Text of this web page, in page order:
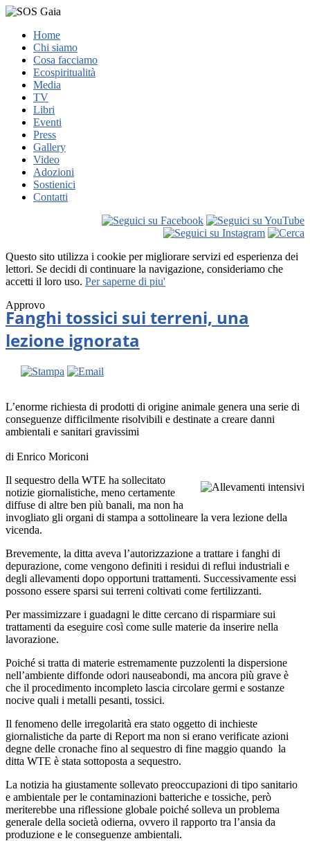
Home
Chi siamo
Cosa facciamo
Ecospiritualità
Media
TV
Libri
Eventi
Press
Gallery
Video
Adozioni
Sostienici
Contatti
Questo sito utilizza i cookie per migliorare servizi ed esperienza dei
lettori. Se decidi di continuare la navigazione, consideriamo che
accetti il loro uso. Per saperne di piu'
Approvo
Fanghi tossici sui terreni, una
lezione ignorata
L’enorme richiesta di prodotti di origine animale genera una serie di
conseguenze difficilmente risolvibili e destinate a creare danni
ambientali e sanitari gravissimi
di Enrico Moriconi
Il sequestro della WTE ha sollecitato
notizie giornalistiche, meno certamente
diffuse di altre ben più banali, ma non ha
invogliato gli organi di stampa a sottolineare la vera lezione della
vicenda.
Brevemente, la ditta aveva l’autorizzazione a trattare i fanghi di
depurazione, come vengono definiti i residui di reflui industriali e
degli allevamenti dopo opportuni trattamenti. Successivamente essi
possono essere sparsi sui terreni coltivati come fertilizzanti.
Per massimizzare i guadagni le ditte cercano di risparmiare sui
trattamenti da eseguire così come sulle materie da inserire nella
lavorazione.
Poiché si tratta di materie estremamente puzzolenti la dispersione
nell’ambiente diffonde odori nauseabondi, ma ancora più grave è
che il procedimento incompleto lascia circolare germi e sostanze
nocive quali i metalli pesanti, tossici.
Il fenomeno delle irregolarità era stato oggetto di inchieste
giornalistiche da parte di Report ma non si erano verificate azioni
degne delle cronache fino al sequestro di fine maggio quando la
ditta WTE è stata sottoposta a sequestro.
La notizia ha giustamente sollevato preoccupazioni di tipo sanitario
e ambientale per le contaminazioni batteriche e tossiche, però
meriterebbe una riflessione globale poiché solleva un problema
generale della società odierna, ovvero il rapporto tra l’ansia da
produzione e le conseguenze ambientali.